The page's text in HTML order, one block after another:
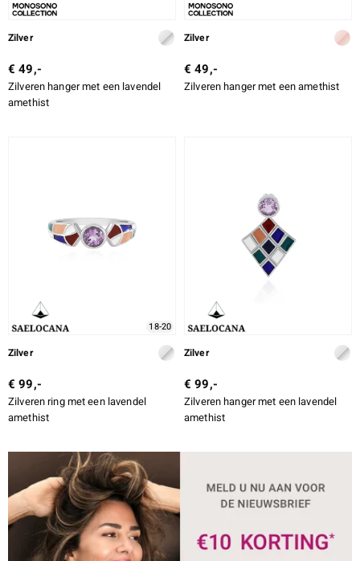
Zilver
€ 49,-
Zilveren hanger met een lavendel
amethist
Zilver
€ 49,-
Zilveren hanger met een amethist
18-20
Zilver
€ 99,-
Zilveren ring met een lavendel
amethist
Zilver
€ 99,-
Zilveren hanger met een lavendel
amethist